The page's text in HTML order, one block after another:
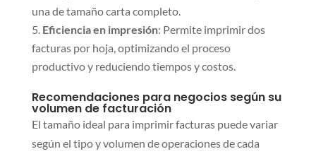
una de tamaño carta completo.
Eficiencia en impresión: Permite imprimir dos
facturas por hoja, optimizando el proceso
productivo y reduciendo tiempos y costos.
Recomendaciones para negocios según su
volumen de facturación
El tamaño ideal para imprimir facturas puede variar
según el tipo y volumen de operaciones de cada